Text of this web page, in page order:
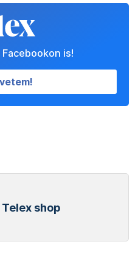
is!
Telex shop